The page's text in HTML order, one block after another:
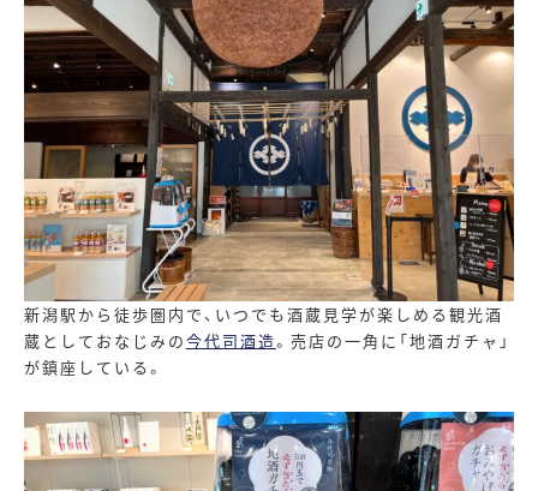
新潟駅から徒歩圏内で、いつでも酒蔵見学が楽しめる観光酒
蔵としておなじみの今代司酒造。売店の一角に「地酒ガチャ」
が鎮座している。